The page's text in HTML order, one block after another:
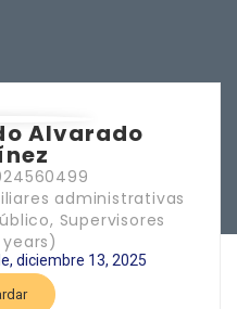
Alvarado
administrativas
Supervisores
diciembre 13, 2025